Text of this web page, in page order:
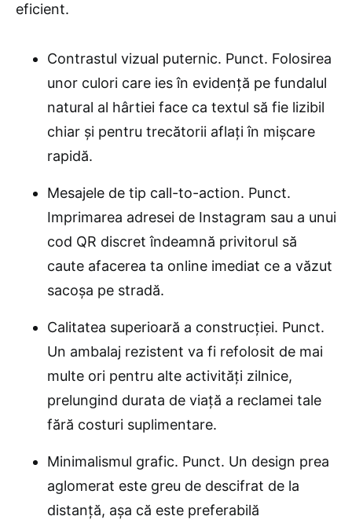
eficient.
Contrastul vizual puternic. Punct. Folosirea
unor culori care ies în evidență pe fundalul
natural al hârtiei face ca textul să fie lizibil
chiar și pentru trecătorii aflați în mișcare
rapidă.
Mesajele de tip call-to-action. Punct.
Imprimarea adresei de Instagram sau a unui
cod QR discret îndeamnă privitorul să
caute afacerea ta online imediat ce a văzut
sacoșa pe stradă.
Calitatea superioară a construcției. Punct.
Un ambalaj rezistent va fi refolosit de mai
multe ori pentru alte activități zilnice,
prelungind durata de viață a reclamei tale
fără costuri suplimentare.
Minimalismul grafic. Punct. Un design prea
aglomerat este greu de descifrat de la
distanță, așa că este preferabilă